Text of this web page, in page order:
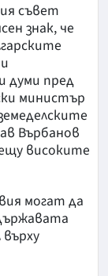
съвет
знак, че
думи пред
министър
Върбанов
високите
могат да